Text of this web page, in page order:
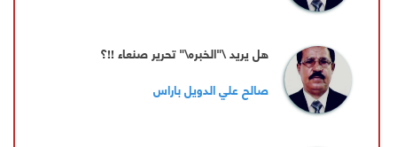
هل يريد \"الخبره\" تحرير صنعاء !!؟
صالح علي الدويل باراس